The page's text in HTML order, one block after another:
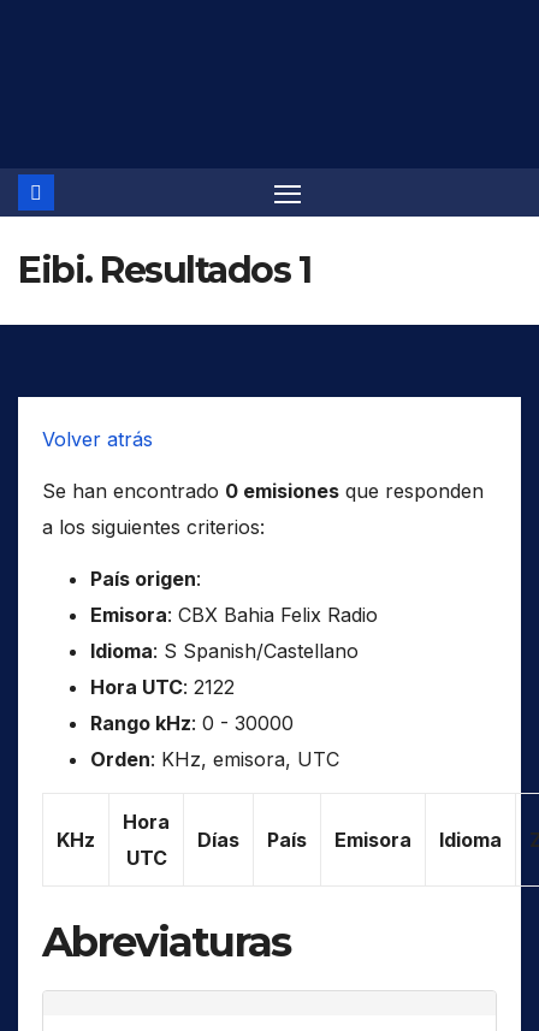
Eibi. Resultados 1
Volver atrás
Se han encontrado 0 emisiones que responden
a los siguientes criterios:
País origen:
Emisora: CBX Bahia Felix Radio
Idioma: S Spanish/Castellano
Hora UTC: 2122
Rango kHz: 0 - 30000
Orden: KHz, emisora, UTC
KHz
Hora
UTC
Días País Emisora Idioma
Abreviaturas